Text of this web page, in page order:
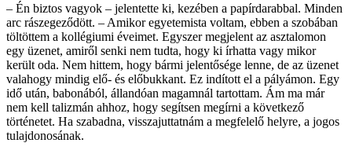
– Én biztos vagyok – jelentette ki, kezében a papírdarabbal. Minden
arc rászegeződött. – Amikor egyetemista voltam, ebben a szobában
töltöttem a kollégiumi éveimet. Egyszer megjelent az asztalomon
egy üzenet, amiről senki nem tudta, hogy ki írhatta vagy mikor
került oda. Nem hittem, hogy bármi jelentősége lenne, de az üzenet
valahogy mindig elő- és előbukkant. Ez indított el a pályámon. Egy
idő után, babonából, állandóan magamnál tartottam. Ám ma már
nem kell talizmán ahhoz, hogy segítsen megírni a következő
történetet. Ha szabadna, visszajuttatnám a megfelelő helyre, a jogos
tulajdonosának.